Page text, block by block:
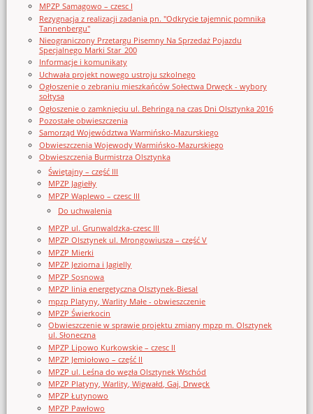
MPZP Samagowo – czesc I
Rezygnacja z realizacji zadania pn. "Odkrycie tajemnic pomnika
Tannenbergu"
Nieograniczony Przetargu Pisemny Na Sprzedaż Pojazdu
Specjalnego Marki Star_200
Informacje i komunikaty
Uchwała projekt nowego ustroju szkolnego
Ogłoszenie o zebraniu mieszkańców Sołectwa Drwęck - wybory
sołtysa
Ogłoszenie o zamknięciu ul. Behringa na czas Dni Olsztynka 2016
Pozostałe obwieszczenia
Samorząd Województwa Warmińsko-Mazurskiego
Obwieszczenia Wojewody Warmińsko-Mazurskiego
Obwieszczenia Burmistrza Olsztynka
Świętajny – część III
MPZP Jagiełły
MPZP Waplewo – czesc III
Do uchwalenia
MPZP ul. Grunwaldzka-czesc III
MPZP Olsztynek ul. Mrongowiusza – część V
MPZP Mierki
MPZP Jeziorna i Jagielly
MPZP Sosnowa
MPZP linia energetyczna Olsztynek-Biesal
mpzp Platyny, Warlity Małe - obwieszczenie
MPZP Świerkocin
Obwieszczenie w sprawie projektu zmiany mpzp m. Olsztynek
ul. Słoneczna
MPZP Lipowo Kurkowskie – czesc II
MPZP Jemiołowo – część II
MPZP ul. Leśna do węzła Olsztynek Wschód
MPZP Platyny, Warlity, Wigwałd, Gaj, Drwęck
MPZP Łutynowo
MPZP Pawłowo